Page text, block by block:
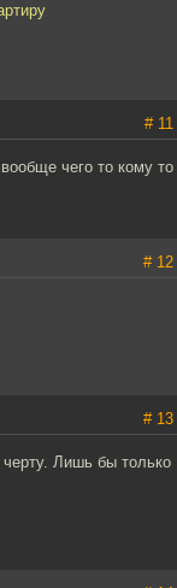
# 11
чего то кому то
# 12
# 13
Лишь бы только